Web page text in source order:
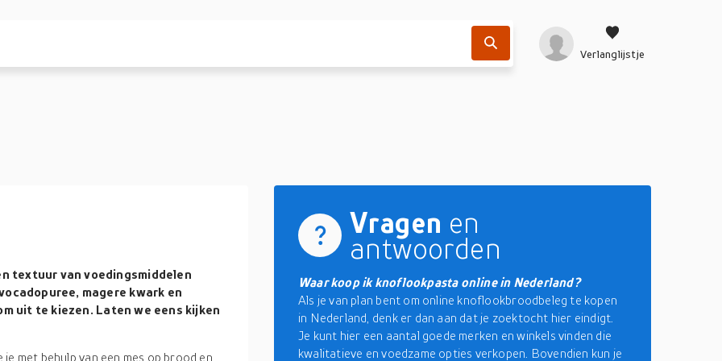
Verlanglijstje
textuur van voedingsmiddelen
magere kwark en
uit te kiezen. Laten we eens kijken
met behulp van een mes op brood en
Vragen en
antwoorden
Waar koop ik knoflookpasta online in Nederland?
Als je van plan bent om online knoflookbroodbeleg te kopen
in Nederland, denk er dan aan dat je zoektocht hier eindigt.
Je kunt hier een aantal goede merken en winkels vinden die
kwalitatieve en voedzame opties verkopen. Bovendien kun je